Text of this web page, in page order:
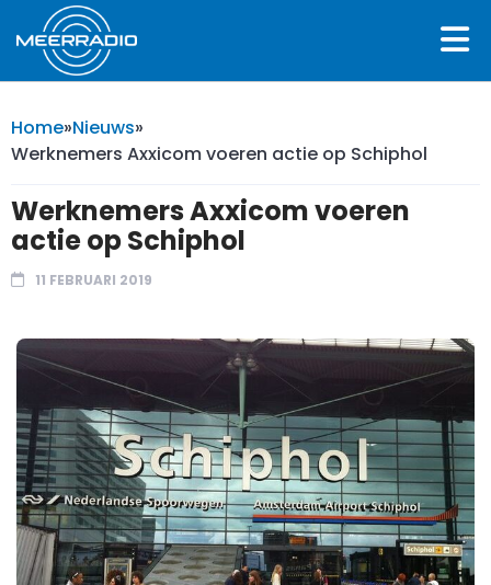
Home»Nieuws»
Werknemers Axxicom voeren actie op Schiphol
Werknemers Axxicom voeren
actie op Schiphol
11 FEBRUARI 2019